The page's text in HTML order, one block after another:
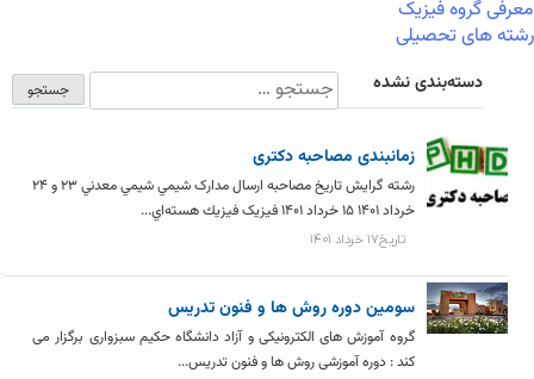
معرفی گروه فیزیک
رشته های تحصیلی
دسته‌بندی نشده
زمانبندی مصاحبه دکتری
رشته گرایش تاریخ مصاحبه ارسال مدارک شيمي شيمي معدني ۲۳ و ۲۴
خرداد ۱۴۰۱ ۱۵ خرداد ۱۴۰۱ فیزیک فيزيك هسته‌اي...
تاریخ۱۷ خرداد ۱۴۰۱
سومین دوره روش ها و فنون تدریس
گروه آموزش های الکترونیکی و آزاد دانشگاه حکیم سبزواری برگزار می
کند : دوره آموزشی روش ها و فنون تدریس...